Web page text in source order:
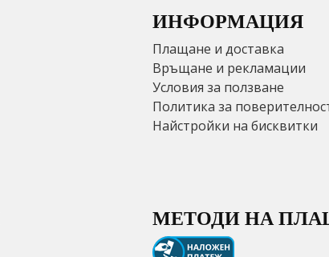
ИНФОРМАЦИЯ
Плащане и доставка
Връщане и рекламации
Условия за ползване
Политика за
Найстройки на бисквитки
МЕТОДИ НА